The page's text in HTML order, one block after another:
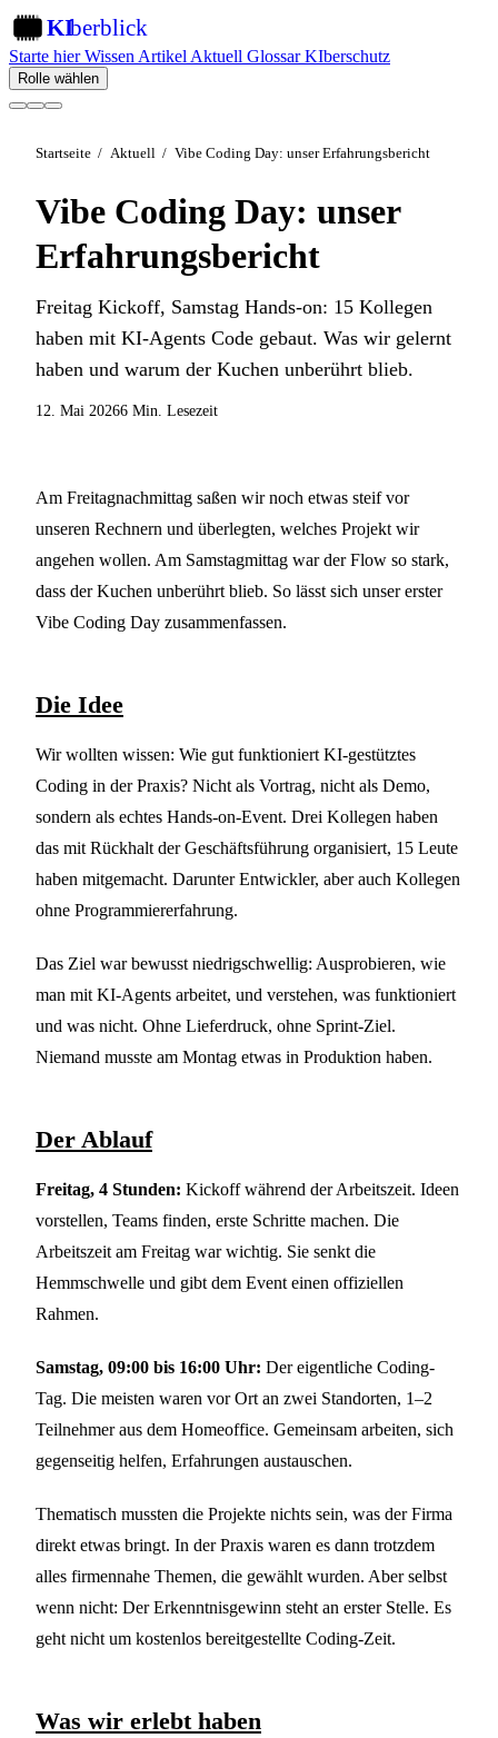
KIberblick
Starte hierWissen Artikel Aktuell GlossarKIberschutz
Rolle wählen
Startseite / Aktuell / Vibe Coding Day: unser Erfahrungsbericht
Vibe Coding Day: unser
Erfahrungsbericht
Freitag Kickoff, Samstag Hands-on: 15 Kollegen
haben mit KI-Agents Code gebaut. Was wir gelernt
haben und warum der Kuchen unberührt blieb.
12. Mai 20266 Min. Lesezeit
Am Freitagnachmittag saßen wir noch etwas steif vor
unseren Rechnern und überlegten, welches Projekt wir
angehen wollen. Am Samstagmittag war der Flow so stark,
dass der Kuchen unberührt blieb. So lässt sich unser erster
Vibe Coding Day zusammenfassen.
Die Idee
Wir wollten wissen: Wie gut funktioniert KI-gestütztes
Coding in der Praxis? Nicht als Vortrag, nicht als Demo,
sondern als echtes Hands-on-Event. Drei Kollegen haben
das mit Rückhalt der Geschäftsführung organisiert, 15 Leute
haben mitgemacht. Darunter Entwickler, aber auch Kollegen
ohne Programmiererfahrung.
Das Ziel war bewusst niedrigschwellig: Ausprobieren, wie
man mit KI-Agents arbeitet, und verstehen, was funktioniert
und was nicht. Ohne Lieferdruck, ohne Sprint-Ziel.
Niemand musste am Montag etwas in Produktion haben.
Der Ablauf
Freitag, 4 Stunden: Kickoff während der Arbeitszeit. Ideen
vorstellen, Teams finden, erste Schritte machen. Die
Arbeitszeit am Freitag war wichtig. Sie senkt die
Hemmschwelle und gibt dem Event einen offiziellen
Rahmen.
Samstag, 09:00 bis 16:00 Uhr: Der eigentliche Coding-
Tag. Die meisten waren vor Ort an zwei Standorten, 1–2
Teilnehmer aus dem Homeoffice. Gemeinsam arbeiten, sich
gegenseitig helfen, Erfahrungen austauschen.
Thematisch mussten die Projekte nichts sein, was der Firma
direkt etwas bringt. In der Praxis waren es dann trotzdem
alles firmennahe Themen, die gewählt wurden. Aber selbst
wenn nicht: Der Erkenntnisgewinn steht an erster Stelle. Es
geht nicht um kostenlos bereitgestellte Coding-Zeit.
Was wir erlebt haben